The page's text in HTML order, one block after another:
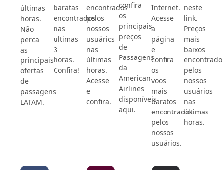
últimas
horas.
Não
perca
as
principais
ofertas
de
passagens
LATAM.
baratas
encontrados
nas
últimas
3
horas.
Confira!
encontrados
pelos
nossos
usuários
nas
últimas
horas.
Acesse
e
confira.
confira
os
principais
preços
de
Passagens
da
American
Airlines
disponíveis
aqui.
Internet.
Acesse
a
página
e
confira
os
voos
mais
baratos
encontrados
pelos
nossos
usuários.
neste
link.
Preços
mais
baixos
pelos
nossos
usuários
nas
últimas
horas.